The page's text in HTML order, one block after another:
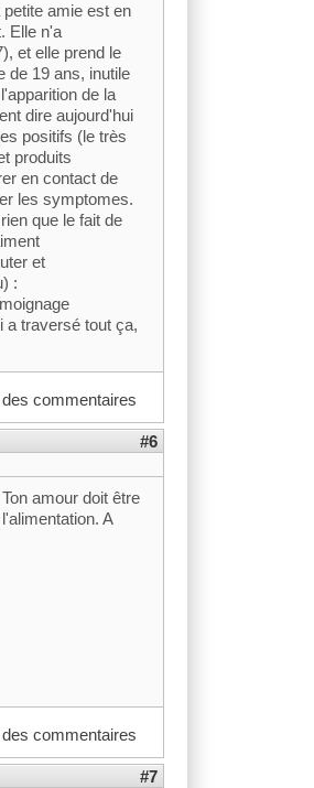
amie est en
Elle n'a
et elle prend le
de 19 ans, inutile
de la
dire aujourd'hui
positifs (le très
produits
en contact de
les symptomes.
que le fait de
et
:
a traversé tout ça,
commentaires
#6
amour doit être
A
commentaires
#7